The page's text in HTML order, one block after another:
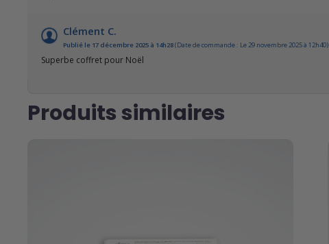
Clément C.
Publié le 17 décembre 2025 à 14h28(Date de commande : Le 29 novembre 2025 à 12h40)
Superbe coffret pour Noël
Produits similaires